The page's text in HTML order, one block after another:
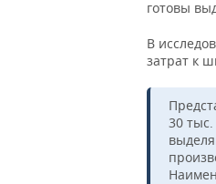
готовы
В
затрат к
30